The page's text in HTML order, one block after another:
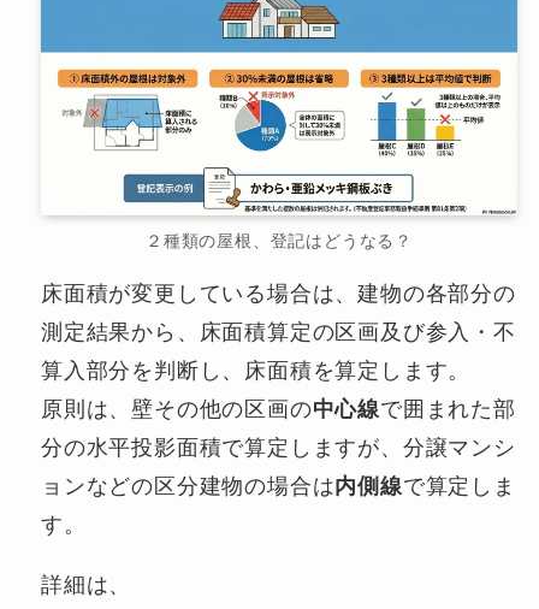
２種類の屋根、登記はどうなる？
床面積が変更している場合は、建物の各部分の
測定結果から、床面積算定の区画及び参入・不
算入部分を判断し、床面積を算定します。
原則は、壁その他の区画の中心線で囲まれた部
分の水平投影面積で算定しますが、分譲マンシ
ョンなどの区分建物の場合は内側線で算定しま
す。
詳細は、